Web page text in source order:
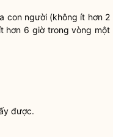
con người (không ít hơn 2
hơn 6 giờ trong vòng một
được.